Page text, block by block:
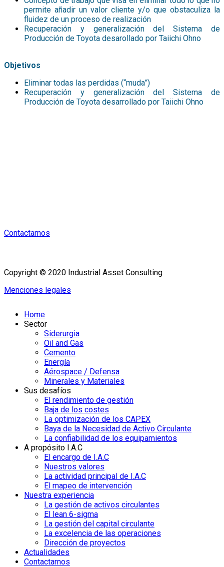
permite añadir un valor cliente y/o que obstaculiza la
fluidez de un proceso de realización
Recuperación y generalización del Sistema de
Producción de Toyota desarollado por Taiichi Ohno
Objetivos
Eliminar todas las perdidas (“muda”)
Recuperación y generalización del Sistema de
Producción de Toyota desarrollado por Taiichi Ohno
Contactarnos
Copyright © 2020 Industrial Asset Consulting
Menciones legales
Home
Sector
Siderurgia
Oil and Gas
Cemento
Energía
Aérospace / Defensa
Minerales y Materiales
Sus desafíos
El rendimiento de gestión
Baja de los costes
La optimización de los CAPEX
Baya de la Necesidad de Activo Circulante
La confiabilidad de los equipamientos
A propósito I.A.C
El encargo de I.A.C
Nuestros valores
La actividad principal de I.A.C
El mapeo de intervención
Nuestra experiencia
La gestión de activos circulantes
El lean 6-sigma
La gestión del capital circulante
La excelencia de las operaciones
Dirección de proyectos
Actualidades
Contactarnos